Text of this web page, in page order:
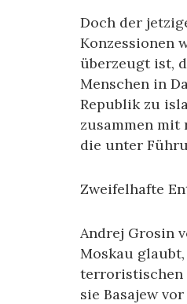
Doch der
Konzessionen
überzeugt ist,
Menschen in
Republik zu
zusammen
die unter
Zweifelhafte
Andrej Grosin
Moskau
terroristischen
sie Basajew